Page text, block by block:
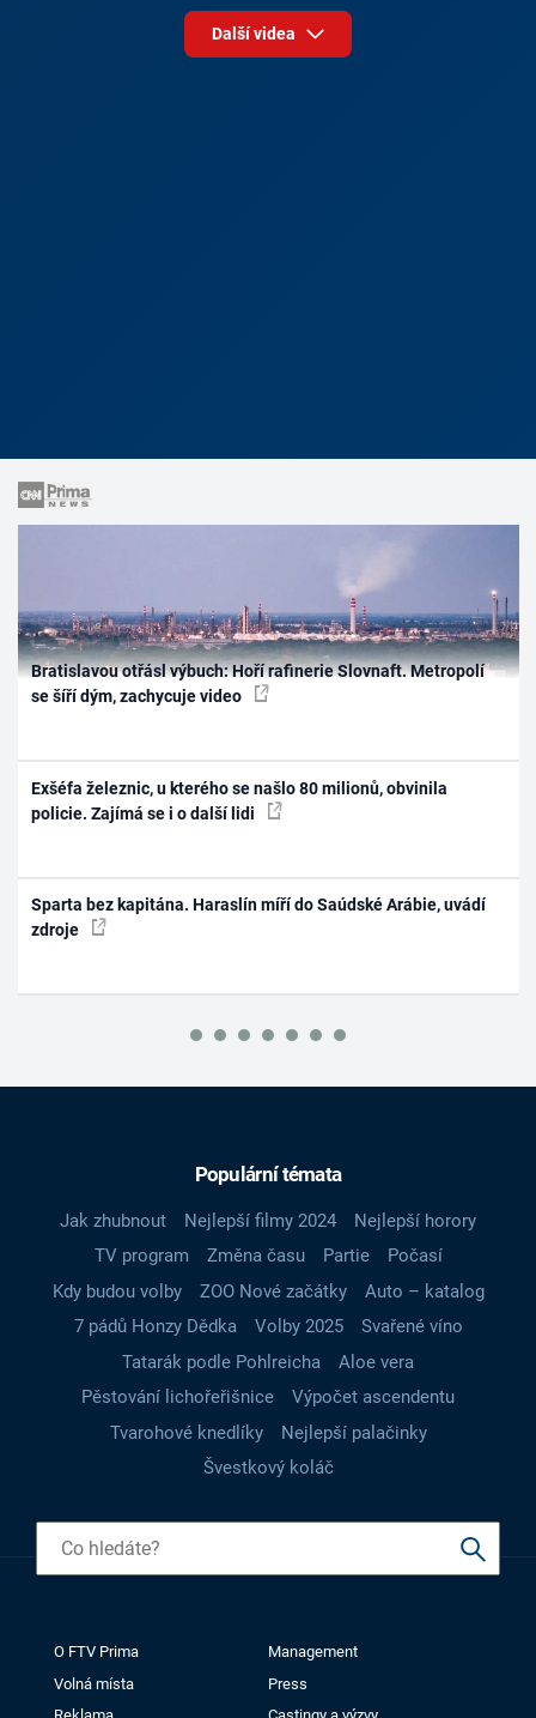
Další videa
Bratislavou otřásl výbuch: Hoří rafinerie Slovnaft. Metropolí
se šíří dým, zachycuje video
Exšéfa železnic, u kterého se našlo 80 milionů, obvinila
policie. Zajímá se i o další lidi
Sparta bez kapitána. Haraslín míří do Saúdské Arábie, uvádí
zdroje
Populární témata
Jak zhubnout Nejlepší filmy 2024
Nejlepší horory
TV program
Změna času Partie
Počasí
Kdy budou volby
ZOO Nové začátky
Auto – katalog
7 pádů Honzy Dědka
Volby 2025
Svařené víno
Tatarák podle Pohlreicha
Aloe vera
Pěstování lichořeřišnice
Výpočet ascendentu
Tvarohové knedlíky
Nejlepší palačinky
Švestkový koláč
O FTV Prima
Management
Volná místa
Press